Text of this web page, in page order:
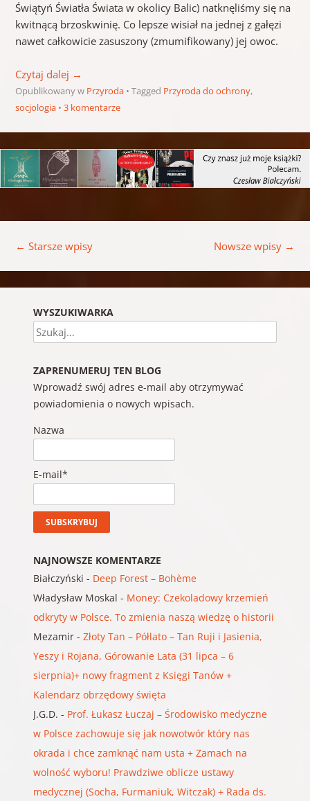
Świątyń Światła Świata w okolicy Balic) natknęliśmy się na
kwitnącą brzoskwinię. Co lepsze wisiał na jednej z gałęzi
nawet całkowicie zasuszony (zmumifikowany) jej owoc.
Czytaj dalej →
Opublikowany w Przyroda Tagged Przyroda do ochrony,
socjologia
3 komentarze
← Starsze wpisy Nowsze wpisy →
WYSZUKIWARKA
Szukaj
ZAPRENUMERUJ TEN BLOG
Wprowadź swój adres e-mail aby otrzymywać
powiadomienia o nowych wpisach.
Nazwa
E-mail*
NAJNOWSZE KOMENTARZE
Białczyński - Deep Forest – Bohème
Władysław Moskal - Money: Czekoladowy krzemień
odkryty w Polsce. To zmienia naszą wiedzę o historii
Mezamir- Złoty Tan – Półlato – Tan Ruji i Jasienia,
Yeszy i Rojana, Górowanie Lata (31 lipca – 6
sierpnia)+ nowy fragment z Księgi Tanów +
Kalendarz obrzędowy święta
J.G.D. - Prof. Łukasz Łuczaj – Środowisko medyczne
w Polsce zachowuje się jak nowotwór który nas
okrada i chce zamknąć nam usta + Zamach na
wolność wyboru! Prawdziwe oblicze ustawy
medycznej (Socha, Furmaniuk, Witczak) + Rada ds.